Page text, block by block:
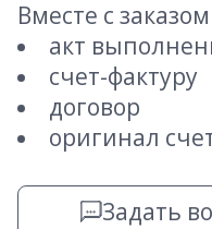
Вместе с
акт
счет-фактуру
договор
оригинал
Задать